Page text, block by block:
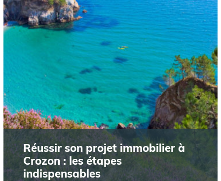
Réussir son projet immobilier à
Crozon : les étapes
indispensables